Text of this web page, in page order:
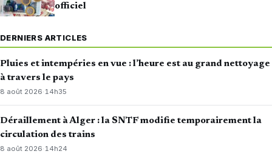
officiel
DERNIERS ARTICLES
Pluies et intempéries en vue : l’heure est au grand nettoyage
à travers le pays
8 août 2026· 14h35
Déraillement à Alger : la SNTF modifie temporairement la
circulation des trains
8 août 2026·14h24